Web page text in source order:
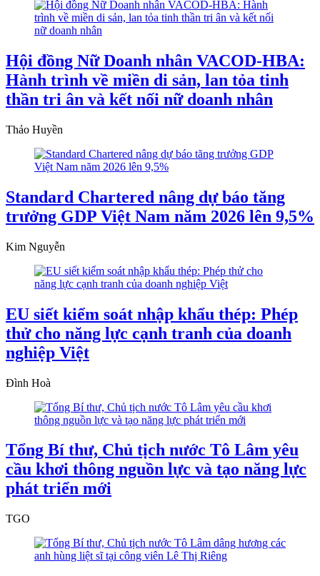
Hội đồng Nữ Doanh nhân VACOD-HBA:
Hành trình về miền di sản, lan tỏa tinh
thần tri ân và kết nối nữ doanh nhân
Thảo Huyền
Standard Chartered nâng dự báo tăng
trưởng GDP Việt Nam năm 2026 lên 9,5%
Kim Nguyễn
EU siết kiểm soát nhập khẩu thép: Phép
thử cho năng lực cạnh tranh của doanh
nghiệp Việt
Đình Hoà
Tổng Bí thư, Chủ tịch nước Tô Lâm yêu
cầu khơi thông nguồn lực và tạo năng lực
phát triển mới
TGO